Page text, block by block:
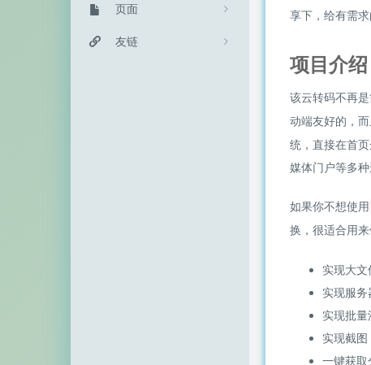
333
主机教程
235
建站知识
页面
归档栏
友链
享下，给有需求
项目介绍
该云转码不再
动端友好的，
统，直接在首
媒体门户等多种
如果你不想使用
换，很适合用来
实现大文
实现服务
实现批量
实现截图
一键获取